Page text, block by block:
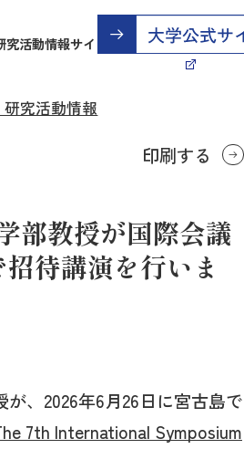
究活動情報サイト
究活動情報
印刷する
部教授が国際会議
待講演を行いま
、2026年6月26日に宮古島で
7th International Symposium